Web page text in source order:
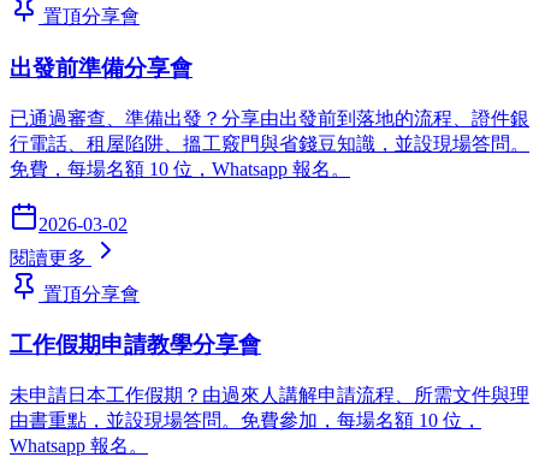
置頂分享會
出發前準備分享會
已通過審查、準備出發？分享由出發前到落地的流程、證件銀
行電話、租屋陷阱、搵工竅門與省錢豆知識，並設現場答問。
免費，每場名額 10 位，Whatsapp 報名。
2026-03-02
閱讀更多
置頂分享會
工作假期申請教學分享會
未申請日本工作假期？由過來人講解申請流程、所需文件與理
由書重點，並設現場答問。免費參加，每場名額 10 位，
Whatsapp 報名。